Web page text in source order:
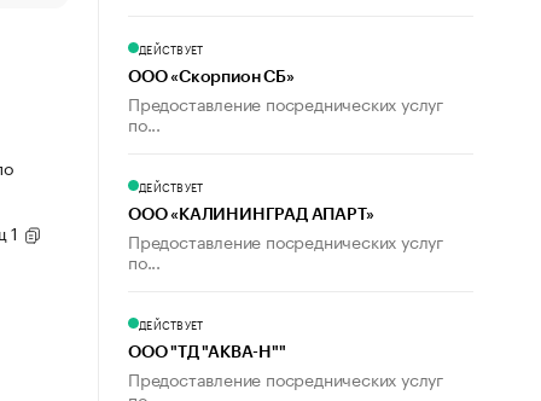
1
ДЕЙСТВУЕТ
ООО «Скорпион СБ»
Предоставление посреднических услуг
по...
ДЕЙСТВУЕТ
ООО «КАЛИНИНГРАД АПАРТ»
Предоставление посреднических услуг
по...
ДЕЙСТВУЕТ
ООО "ТД "АКВА-Н""
Предоставление посреднических услуг